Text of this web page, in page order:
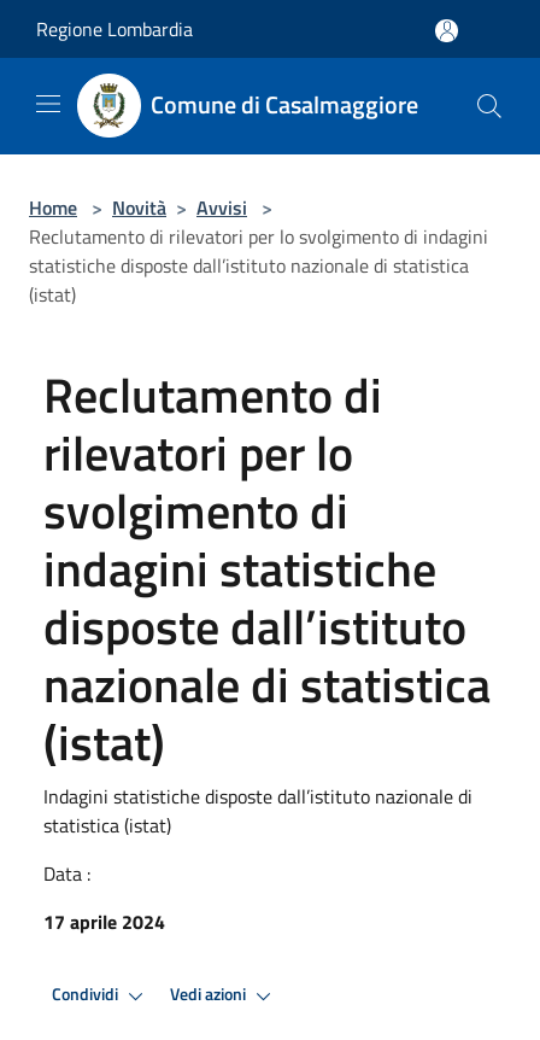
Regione Lombardia
Comune di Casalmaggiore
Home > Novità > Avvisi >
Reclutamento di rilevatori per lo svolgimento di indagini
statistiche disposte dall’istituto nazionale di statistica
(istat)
Reclutamento di
rilevatori per lo
svolgimento di
indagini statistiche
disposte dall’istituto
nazionale di statistica
(istat)
Indagini statistiche disposte dall’istituto nazionale di
statistica (istat)
Data :
17 aprile 2024
Condividi Vedi azioni